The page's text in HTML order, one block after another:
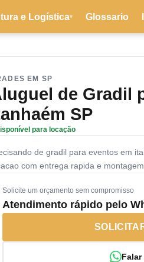
e Logística▾ Glossario
EM SP
de Gradil
SP
para locação
de gradil para eventos em
com entrega rapida e
Solicite um orçamento sem compromisso
Atendimento rápido pelo
Falar